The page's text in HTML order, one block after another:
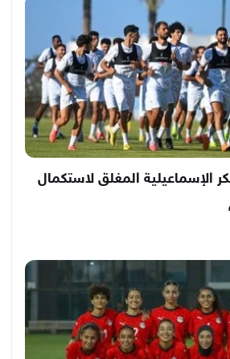
الإسماعيلية المغلق لاستكمال